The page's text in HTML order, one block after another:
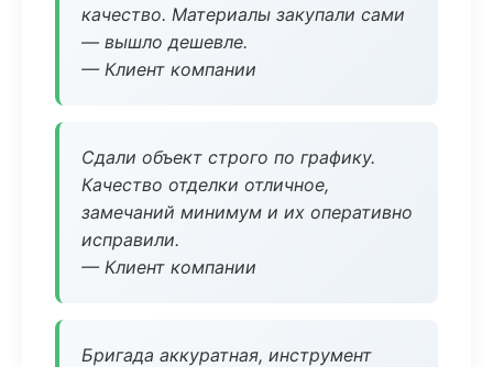
качество. Материалы закупали сами
— вышло дешевле.
— Клиент компании
Сдали объект строго по графику.
Качество отделки отличное,
замечаний минимум и их оперативно
исправили.
— Клиент компании
Бригада аккуратная, инструмент